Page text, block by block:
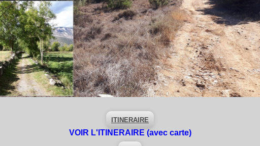
ITINERAIRE
VOIR L'ITINERAIRE (avec carte)